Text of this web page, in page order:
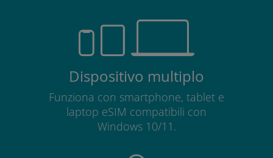
Dispositivo multiplo
Funziona con smartphone, tablet e
laptop eSIM compatibili con
Windows 10/11.